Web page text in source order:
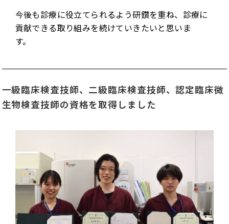
今後も診療に役立てられるよう研鑽を重ね、診療に
貢献できる取り組みを続けていきたいと思いま
す。
一級臨床検査技師、二級臨床検査技師、認定臨床微
生物検査技師の資格を取得しました